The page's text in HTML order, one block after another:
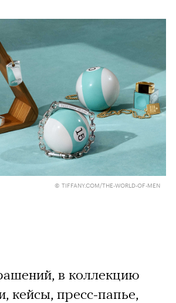
© TIFFANY.COM/THE-WORLD-OF-MEN
в коллекцию
кейсы, пресс-папье,